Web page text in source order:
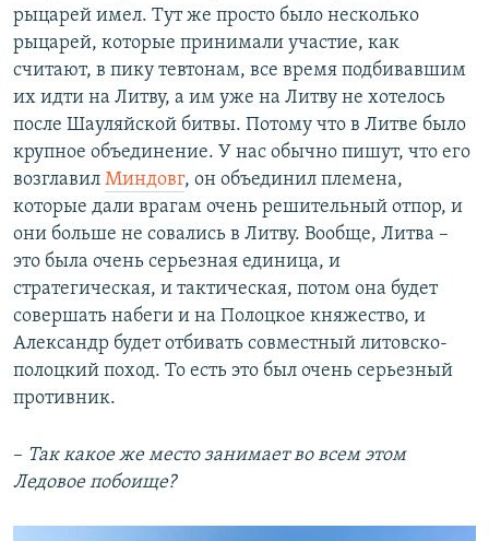
рыцарей имел. Тут же просто было несколько
рыцарей, которые принимали участие, как
считают, в пику тевтонам, все время подбивавшим
их идти на Литву, а им уже на Литву не хотелось
после Шауляйской битвы. Потому что в Литве было
крупное объединение. У нас обычно пишут, что его
возглавил Миндовг, он объединил племена,
которые дали врагам очень решительный отпор, и
они больше не совались в Литву. Вообще, Литва –
это была очень серьезная единица, и
стратегическая, и тактическая, потом она будет
совершать набеги и на Полоцкое княжество, и
Александр будет отбивать совместный литовско-
полоцкий поход. То есть это был очень серьезный
противник.
– Так какое же место занимает во всем этом
Ледовое побоище?